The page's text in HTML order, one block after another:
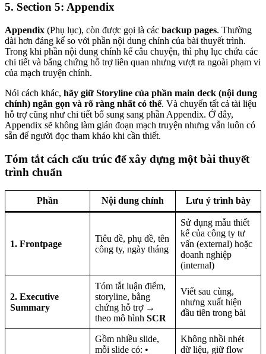
5. Section 5: Appendix
Appendix (Phụ lục), còn được gọi là các backup pages. Thường
dài hơn đáng kể so với phần nội dung chính của bài thuyết trình.
Trong khi phần nội dung chính kể câu chuyện, thì phụ lục chứa các
chi tiết và bằng chứng hỗ trợ liên quan nhưng vượt ra ngoài phạm vi
của mạch truyện chính.
Nói cách khác, hãy giữ Storyline của phần main deck (nội dung
chính) ngắn gọn và rõ ràng nhất có thể. Và chuyển tất cả tài liệu
hỗ trợ cũng như chi tiết bổ sung sang phần Appendix. Ở đây,
Appendix sẽ không làm gián đoạn mạch truyện nhưng vẫn luôn có
sẵn để người đọc tham khảo khi cần thiết.
Tóm tắt cách cấu trúc để xây dựng một bài thuyết
trình chuẩn
Phần Nội dung chính Lưu ý trình bày
1. Frontpage
Tiêu đề, phụ đề, tên
công ty, ngày tháng
Sử dụng mẫu thiết
kế của công ty tư
vấn (external) hoặc
doanh nghiệp
(internal)
2. Executive
Summary
Tóm tắt luận điểm,
storyline, bằng
chứng hỗ trợ →
theo mô hình SCR
Viết sau cùng,
nhưng xuất hiện
đầu tiên trong bài
Gồm nhiều slide,
mỗi slide có: •
Không nhồi nhét
dữ liệu, giữ flow